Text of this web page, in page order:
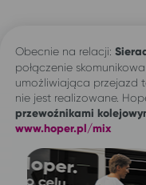
Obecnie na relacji:
połączenie
umożliwiająca przejazd
nie jest realizowane.
przewoźnikami
www.hoper.pl/mix